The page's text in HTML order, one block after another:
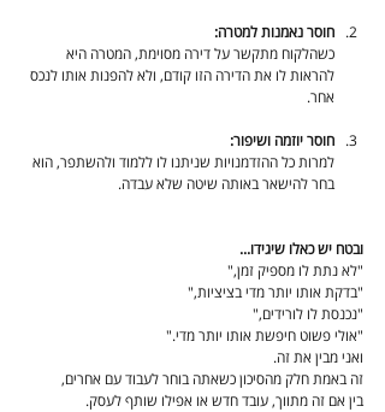
חוסר נאמנות למטרה:
כשהלקוח מתקשר על דירה מסוימת, המטרה היא
להראות לו את הדירה הזו קודם, ולא להפנות אותו לנכס
אחר.
חוסר יוזמה ושיפור:
למרות כל ההזדמנויות שניתנו לו ללמוד ולהשתפר, הוא
בחר להישאר באותה שיטה שלא עבדה.
ובטח יש כאלו שיגידו...
"לא נתת לו מספיק זמן,"
"בדקת אותו יותר מדי בציציות,"
"נכנסת לו לורידים,"
"אולי פשוט חיפשת אותו יותר מדי."
ואני מבין את זה.
זה באמת חלק מהסיכון כשאתה בוחר לעבוד עם אחרים,
בין אם זה מתווך, עובד חדש או אפילו שותף לעסק.